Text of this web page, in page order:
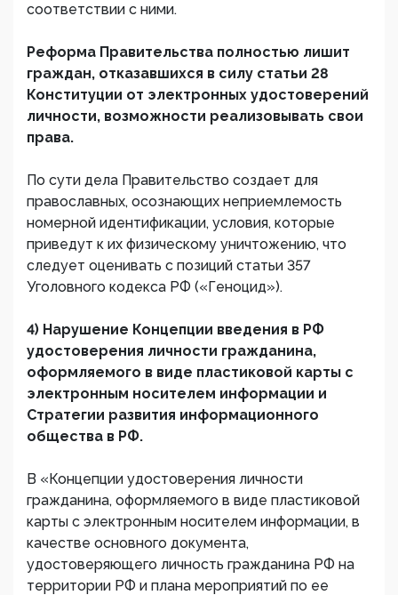
соответствии с ними.
Реформа Правительства полностью лишит
граждан, отказавшихся в силу статьи 28
Конституции от электронных удостоверений
личности, возможности реализовывать свои
права.
По сути дела Правительство создает для
православных, осознающих неприемлемость
номерной идентификации, условия, которые
приведут к их физическому уничтожению, что
следует оценивать с позиций статьи 357
Уголовного кодекса РФ («Геноцид»).
4) Нарушение Концепции введения в РФ
удостоверения личности гражданина,
оформляемого в виде пластиковой карты с
электронным носителем информации и
Стратегии развития информационного
общества в РФ.
В «Концепции удостоверения личности
гражданина, оформляемого в виде пластиковой
карты с электронным носителем информации, в
качестве основного документа,
удостоверяющего личность гражданина РФ на
территории РФ и плана мероприятий по ее